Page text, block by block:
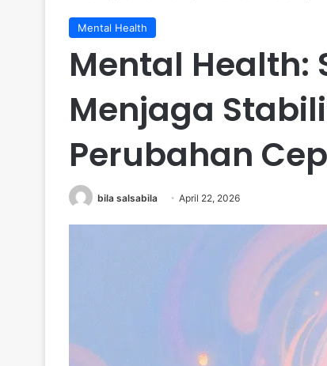
Mental Health
Mental Health:
Menjaga
Perubahan
bila salsabila April 22, 2026